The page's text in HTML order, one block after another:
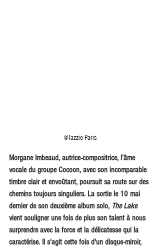
@Tazzio Paris
Morgane Imbeaud, autrice-compositrice, l’âme
vocale du groupe Cocoon, avec son incomparable
timbre clair et envoûtant, poursuit sa route sur des
chemins toujours singuliers. La sortie le 10 mai
dernier de son deuxième album solo, The Lake
vient souligner une fois de plus son talent à nous
surprendre avec la force et la délicatesse qui la
caractérise. Il s'agit cette fois d'un disque-miroir,